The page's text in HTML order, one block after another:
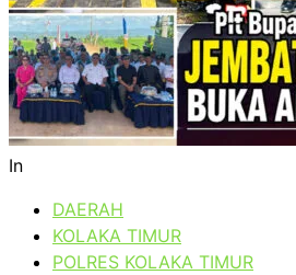
In
DAERAH
KOLAKA TIMUR
POLRES KOLAKA TIMUR